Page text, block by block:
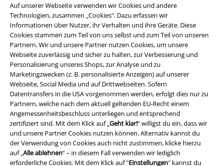
Auf unserer Webseite verwenden wir Cookies und andere
Technologien, zusammen „Cookies“. Dazu erfassen wir
Informationen über Nutzer, ihr Verhalten und ihre Geräte. Diese
Cookies stammen zum Teil von uns selbst und zum Teil von unseren
Partnern. Wir und unsere Partner nutzen Cookies, um unsere
Webseite zuverlässig und sicher zu halten, zur Verbesserung und
Personalisierung unseres Shops, zur Analyse und zu
Marketingzwecken (z. B. personalisierte Anzeigen) auf unserer
Webseite, Social Media und auf Drittwebseiten. Sofern
Datentransfers in die USA vorgenommen werden, erfolgt dies nur zu
Partnern, welche nach dem aktuell geltenden EU-Recht einem
Angemessenheitsbeschluss unterliegen und entsprechend
zertifiziert sind. Mit dem Klick auf „Geht klar!“ willigst du ein, dass wir
und unsere Partner Cookies nutzen können. Alternativ kannst du
der Verwendung von Cookies auch nicht zustimmen, klicke hierzu
auf „Alle ablehnen“ – in diesem Fall verwenden wir lediglich
erforderliche Cookies. Mit dem Klick auf "Einstellungen" kannst du
Rechtliches
AGB
Impressum
Datenschutz
Entsorgung und Umweltschutz
Konformitätserklärung